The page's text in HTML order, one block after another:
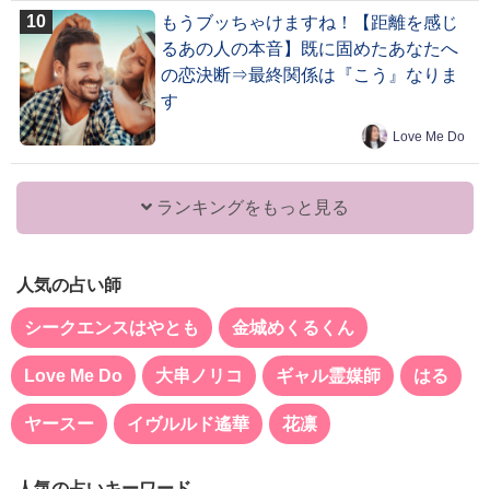
もうブッちゃけますね！【距離を感じ
るあの人の本音】既に固めたあなたへ
の恋決断⇒最終関係は『こう』なりま
す
Love Me Do
ランキングをもっと見る
人気の占い師
シークエンスはやとも 金城めくるくん
Love Me Do 大串ノリコ ギャル霊媒師 はる
ヤースー イヴルルド遙華 花凛